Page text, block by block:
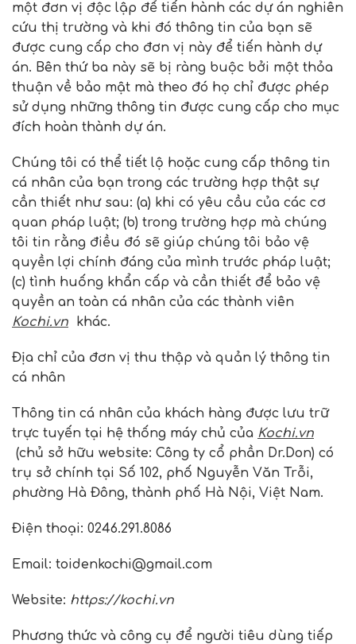
một đơn vị độc lập để tiến hành các dự án nghiên
cứu thị trường và khi đó thông tin của bạn sẽ
được cung cấp cho đơn vị này để tiến hành dự
án. Bên thứ ba này sẽ bị ràng buộc bởi một thỏa
thuận về bảo mật mà theo đó họ chỉ được phép
sử dụng những thông tin được cung cấp cho mục
đích hoàn thành dự án.
Chúng tôi có thể tiết lộ hoặc cung cấp thông tin
cá nhân của bạn trong các trường hợp thật sự
cần thiết như sau: (a) khi có yêu cầu của các cơ
quan pháp luật; (b) trong trường hợp mà chúng
tôi tin rằng điều đó sẽ giúp chúng tôi bảo vệ
quyền lợi chính đáng của mình trước pháp luật;
(c) tình huống khẩn cấp và cần thiết để bảo vệ
quyền an toàn cá nhân của các thành viên
Kochi.vn khác.
Địa chỉ của đơn vị thu thập và quản lý thông tin
cá nhân
Thông tin cá nhân của khách hàng được lưu trữ
trực tuyến tại hệ thống máy chủ của Kochi.vn
(chủ sở hữu website: Công ty cổ phần Dr.Don) có
trụ sở chính tại Số 102, phố Nguyễn Văn Trỗi,
phường Hà Đông, thành phố Hà Nội, Việt Nam.
Điện thoại: 0246.291.8086
Email: toidenkochi@gmail.com
Website: https://kochi.vn
Phương thức và công cụ để người tiêu dùng tiếp